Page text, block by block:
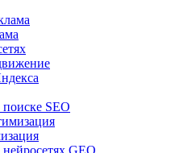
SEO
GEO